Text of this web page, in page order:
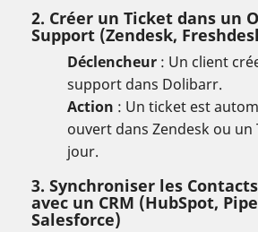
2. Créer un Ticket dans un
Support (Zendesk,
Déclencheur : Un client
support dans Dolibarr.
Action : Un ticket est
ouvert dans Zendesk ou un
jour.
3. Synchroniser les
avec un CRM (HubSpot,
Salesforce)